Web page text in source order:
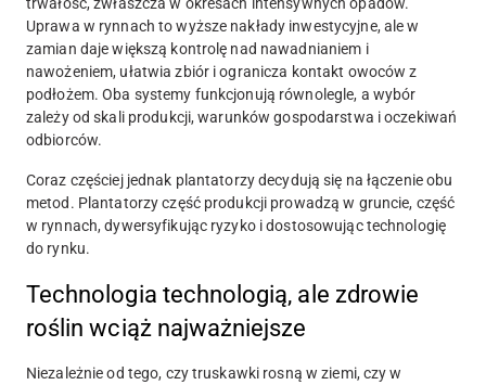
Uprawa w rynnach to wyższe nakłady inwestycyjne, ale w
zamian daje większą kontrolę nad nawadnianiem i
nawożeniem, ułatwia zbiór i ogranicza kontakt owoców z
podłożem. Oba systemy funkcjonują równolegle, a wybór
zależy od skali produkcji, warunków gospodarstwa i oczekiwań
odbiorców.
Coraz częściej jednak plantatorzy decydują się na łączenie obu
metod. Plantatorzy część produkcji prowadzą w gruncie, część
w rynnach, dywersyfikując ryzyko i dostosowując technologię
do rynku.
Technologia technologią, ale zdrowie
roślin wciąż najważniejsze
Niezależnie od tego, czy truskawki rosną w ziemi, czy w